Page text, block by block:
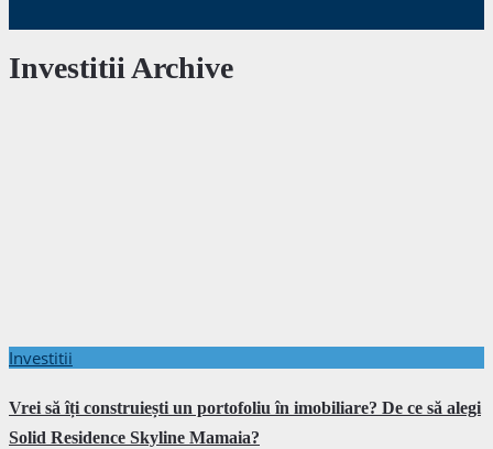
Investitii Archive
Investitii
Vrei să îți construiești un portofoliu în imobiliare? De ce să alegi
Solid Residence Skyline Mamaia?